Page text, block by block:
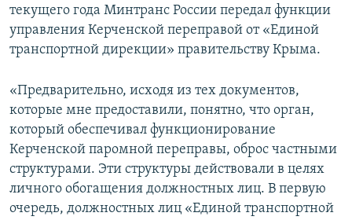
текущего года Минтранс России передал функции
управления Керченской переправой от «Единой
транспортной дирекции» правительству Крыма.
«Предварительно, исходя из тех документов,
которые мне предоставили, понятно, что орган,
который обеспечивал функционирование
Керченской паромной переправы, оброс частными
структурами. Эти структуры действовали в целях
личного обогащения должностных лиц. В первую
очередь, должностных лиц «Единой транспортной